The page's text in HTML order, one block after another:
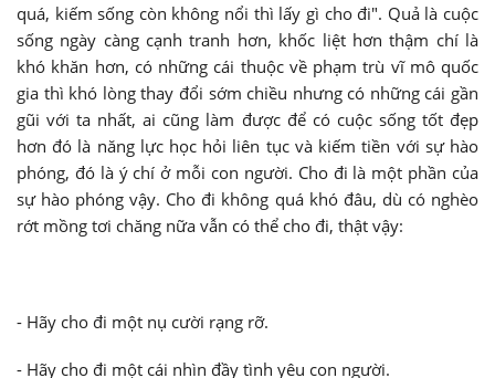
quá, kiếm sống còn không nổi thì lấy gì cho đi". Quả là cuộc
sống ngày càng cạnh tranh hơn, khốc liệt hơn thậm chí là
khó khăn hơn, có những cái thuộc về phạm trù vĩ mô quốc
gia thì khó lòng thay đổi sớm chiều nhưng có những cái gần
gũi với ta nhất, ai cũng làm được để có cuộc sống tốt đẹp
hơn đó là năng lực học hỏi liên tục và kiếm tiền với sự hào
phóng, đó là ý chí ở mỗi con người. Cho đi là một phần của
sự hào phóng vậy. Cho đi không quá khó đâu, dù có nghèo
rớt mồng tơi chăng nữa vẫn có thể cho đi, thật vậy:
- Hãy cho đi một nụ cười rạng rỡ.
- Hãy cho đi một cái nhìn đầy tình yêu con người.